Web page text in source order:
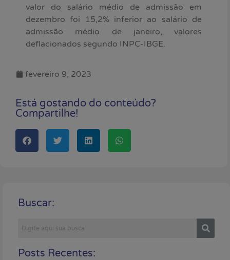
valor do salário médio de admissão em
dezembro foi 15,2% inferior ao salário de
admissão médio de janeiro, valores
deflacionados segundo INPC-IBGE.
fevereiro 9, 2023
Está gostando do conteúdo?
Compartilhe!
Buscar:
Posts Recentes: